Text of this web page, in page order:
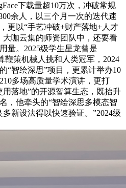
下载量超10万次，冲破常规
余人，以三个月一次的迭代速
更以“手艺冲破+财产落地+人才
咖云集的师资团队中，还要看
量。2025级学生星龙曾是
鞭策机械人挑和人类冠军，2024
“智绘深思”项目，更累计举办10
多场高质量学术演讲，更打
落地”的开源智算生态，既抬升
，他牵头的“智绘深思多模态智
新设法得以快速验证。”2024级